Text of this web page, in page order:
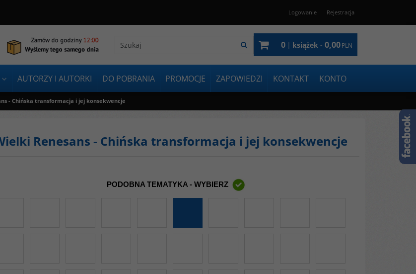
Logowanie Rejestracja
0 | książek - 0,00PLN
AUTORZY I AUTORKI DO POBRANIA PROMOCJE ZAPOWIEDZI KONTAKT KONTO
- Chińska transformacja i jej konsekwencje
Renesans - Chińska transformacja i jej konsekwencje
PODOBNA TEMATYKA - WYBIERZ